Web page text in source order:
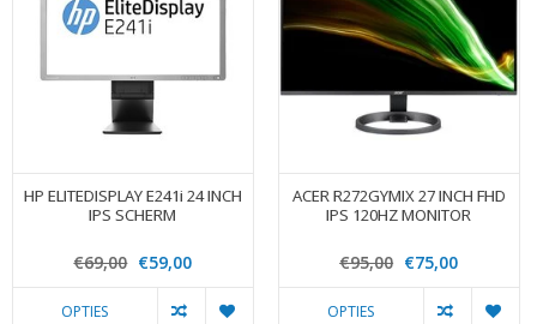
HP ELITEDISPLAY E241i 24 INCH
IPS SCHERM
€69,00 €59,00
OPTIES
ACER R272GYMIX 27 INCH FHD
IPS 120HZ MONITOR
€95,00 €75,00
OPTIES